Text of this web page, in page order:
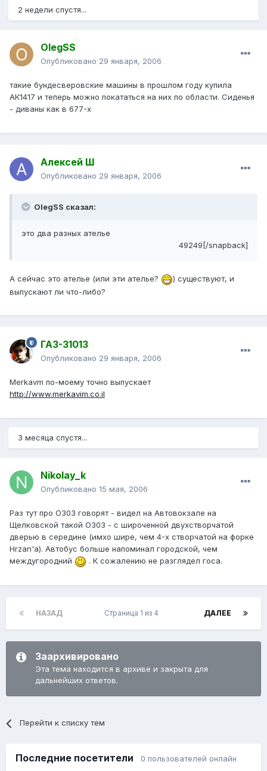
2 недели спустя...
OlegSS
Опубликовано 29 января, 2006
такие бундесверовские машины в прошлом году купила
АК1417 и теперь можно покататься на них по области. Сиденья
- диваны как в 677-х
Алексей Ш
Опубликовано 29 января, 2006
OlegSS сказал:
это два разных ателье
49249[/snapback]
А сейчас это ателье (или эти ателье?
) существуют, и
выпускают ли что-либо?
ГАЗ-31013
Опубликовано 29 января, 2006
Merkavm по-моему точно выпускает
http://www.merkavim.co.il
3 месяца спустя...
Nikolay_k
Опубликовано 15 мая, 2006
Раз тут про O303 говорят - видел на Автовокзале на
Щелковской такой O303 - с широченной двухстворчатой
дверью в середине (имхо шире, чем 4-х створчатой на форке
Hrzan'а). Автобус больше напоминал городской, чем
междугородний
. К сожалению не разглядел госа.
НАЗАД ДАЛЕЕ
Страница 1 из 4
Заархивировано
Эта тема находится в архиве и закрыта для
дальнейших ответов.
Перейти к списку тем
Последние посетители 0 пользователей онлайн